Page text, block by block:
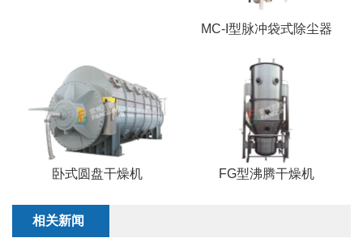
MC-I型脉冲袋式除尘器
卧式圆盘干燥机 FG型沸腾干燥机
相关新闻